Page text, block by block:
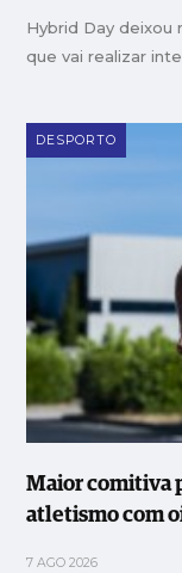
Hybrid Day deixou
que vai realizar
DESPORTO
Maior comitiva
atletismo com
7 AGO 2026